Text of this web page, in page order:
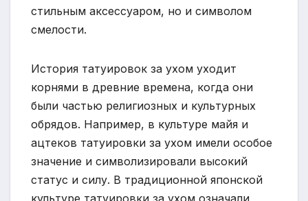
стильным аксессуаром, но и символом
смелости.
История татуировок за ухом уходит
корнями в древние времена, когда они
были частью религиозных и культурных
обрядов. Например, в культуре майя и
ацтеков татуировки за ухом имели особое
значение и символизировали высокий
статус и силу. В традиционной японской
культуре татуировки за ухом означали